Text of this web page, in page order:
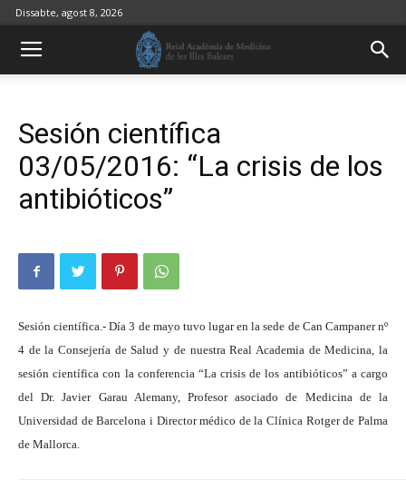
Dissabte, agost 8, 2026
Sesión científica
03/05/2016: “La crisis de los
antibióticos”
Sesión científica.- Día 3 de mayo tuvo lugar en la sede de Can Campaner nº
4 de la Consejería de Salud y de nuestra Real Academia de Medicina, la
sesión científica con la conferencia “La crisis de los antibióticos” a cargo
del Dr. Javier Garau Alemany, Profesor asociado de Medicina de la
Universidad de Barcelona i Director médico de la Clínica Rotger de Palma
de Mallorca.